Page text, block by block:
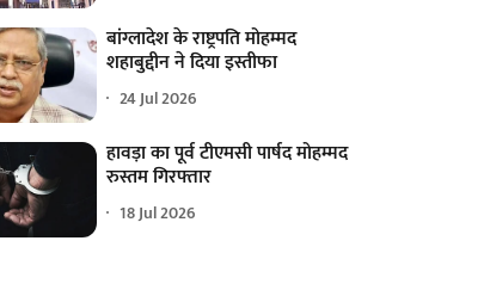
बांग्लादेश के राष्ट्रपति मोहम्मद
शहाबुद्दीन ने दिया इस्तीफा
24 Jul 2026
हावड़ा का पूर्व टीएमसी पार्षद मोहम्मद
रुस्तम गिरफ्तार
18 Jul 2026